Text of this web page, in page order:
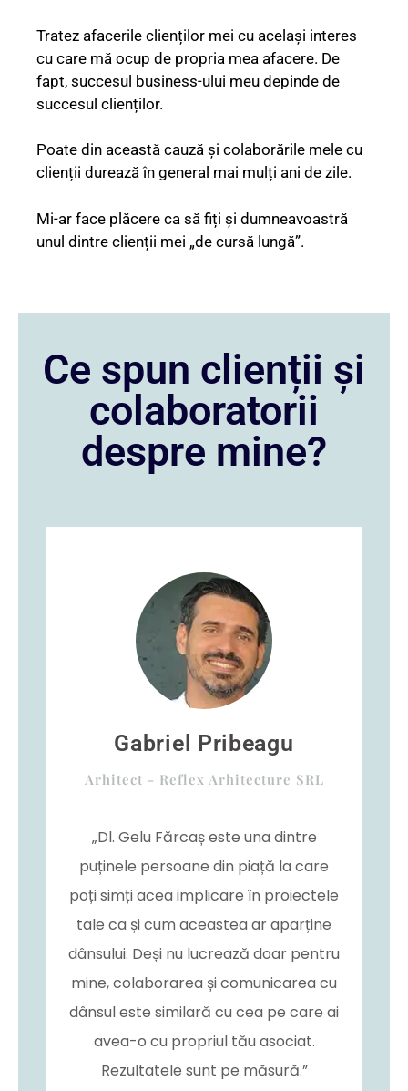
Tratez afacerile clienților mei cu același interes
cu care mă ocup de propria mea afacere. De
fapt, succesul business-ului meu depinde de
succesul clienților.
Poate din această cauză și colaborările mele cu
clienții durează în general mai mulți ani de zile.
Mi-ar face plăcere ca să fiți și dumneavoastră
unul dintre clienții mei „de cursă lungă”.
Ce spun clienții și
colaboratorii
despre mine?
Gabriel Pribeagu
Arhitect - Reflex Arhitecture SRL
„Dl. Gelu Fărcaș este una dintre
puținele persoane din piață la care
poți simți acea implicare în proiectele
tale ca și cum aceastea ar aparține
dânsului. Deși nu lucrează doar pentru
mine, colaborarea și comunicarea cu
dânsul este similară cu cea pe care ai
avea-o cu propriul tău asociat.
Rezultatele sunt pe măsură.”